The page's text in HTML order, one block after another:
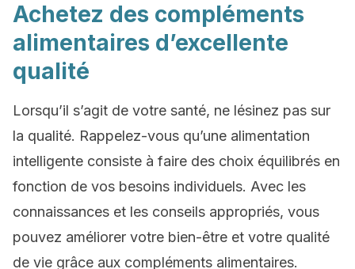
Achetez des compléments
alimentaires d’excellente
qualité
Lorsqu’il s’agit de votre santé, ne lésinez pas sur
la qualité. Rappelez-vous qu’une alimentation
intelligente consiste à faire des choix équilibrés en
fonction de vos besoins individuels. Avec les
connaissances et les conseils appropriés, vous
pouvez améliorer votre bien-être et votre qualité
de vie grâce aux compléments alimentaires.